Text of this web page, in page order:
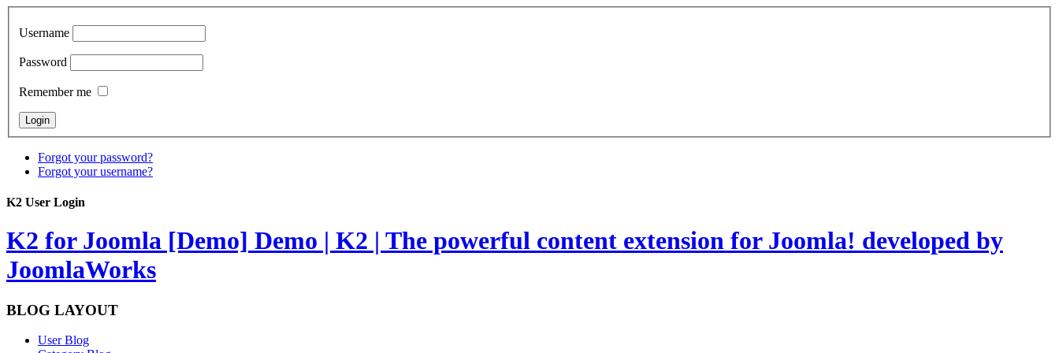
Username
Password
Remember me
Forgot your password?
Forgot your username?
K2 User Login
K2 for Joomla [Demo] Demo | K2 | The powerful content extension for Joomla! developed by
JoomlaWorks
BLOG LAYOUT
User Blog